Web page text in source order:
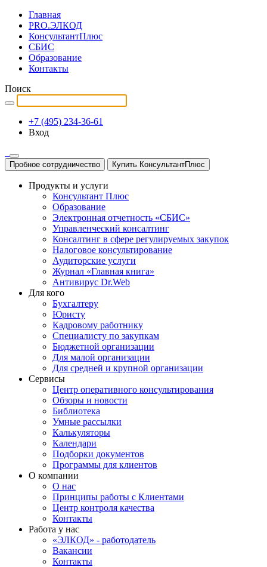
Главная
PRO.ЭЛКОД
КонсультантПлюс
СБИС
Образование
Контакты
Поиск
+7 (495) 234-36-61
Вход
Пробное сотрудничество Купить КонсультантПлюс
Продукты и услуги
Консультант Плюс
Образование
Электронная отчетность «СБИС»
Управленческий консалтинг
Консалтинг в сфере регулируемых закупок
Налоговое консультирование
Аудиторские услуги
Журнал «Главная книга»
Антивирус Dr.Web
Для кого
Бухгалтеру
Юристу
Кадровому работнику
Специалисту по закупкам
Бюджетной организации
Для малой организации
Для средней и крупной организации
Сервисы
Центр оперативного консультирования
Обзоры и новости
Библиотека
Умные рассылки
Калькуляторы
Календари
Подборки документов
Программы для клиентов
О компании
О нас
Принципы работы с Клиентами
Центр контроля качества
Контакты
Работа у нас
«ЭЛКОД» - работодатель
Вакансии
Контакты